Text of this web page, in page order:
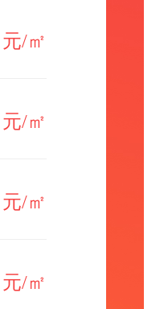
元/㎡
元/㎡
元/㎡
元/㎡